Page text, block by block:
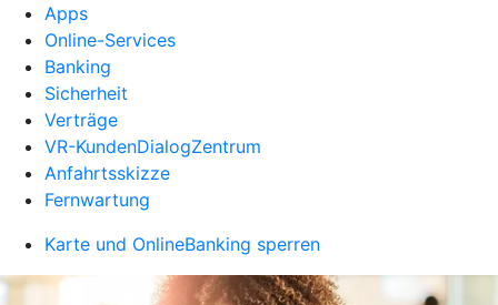
Apps
Online-Services
Banking
Sicherheit
Verträge
VR-KundenDialogZentrum
Anfahrtsskizze
Fernwartung
Karte und OnlineBanking sperren